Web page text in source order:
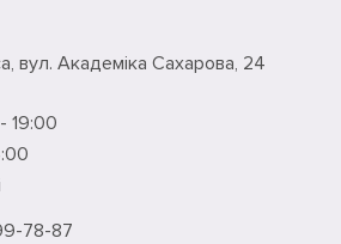
вул. Академiка Сахарова, 24
19:00
78-87